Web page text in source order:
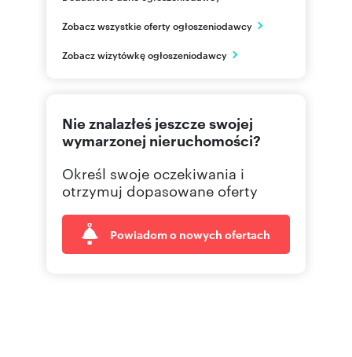
Warszawa
PL
Zobacz wszystkie oferty ogłoszeniodawcy
Zobacz wizytówkę ogłoszeniodawcy
Nie znalazłeś jeszcze swojej
wymarzonej nieruchomości?
Określ swoje oczekiwania i
otrzymuj dopasowane oferty
Powiadom o nowych ofertach